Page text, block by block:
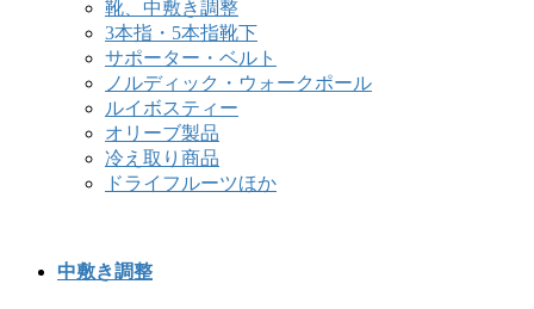
靴、中敷き調整
3本指・5本指靴下
サポーター・ベルト
ノルディック・ウォークポール
ルイボスティー
オリーブ製品
冷え取り商品
ドライフルーツほか
中敷き調整